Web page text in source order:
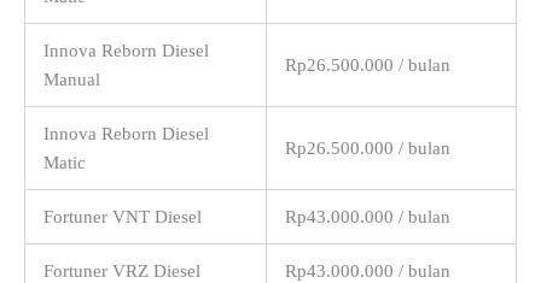
Innova Reborn Diesel
Manual
Rp26.500.000 / bulan
Innova Reborn Diesel
Matic
Rp26.500.000 / bulan
Fortuner VNT Diesel Rp43.000.000 / bulan
Fortuner VRZ Diesel Rp43.000.000 / bulan